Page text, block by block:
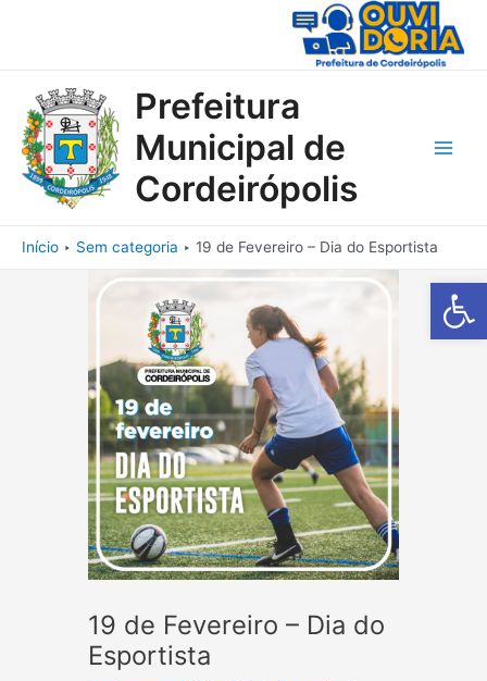
Barra de
Prefeitura
Municipal de
Cordeirópolis
Início Sem categoria 19 de Fevereiro – Dia do Esportista
19 de Fevereiro – Dia do
Esportista